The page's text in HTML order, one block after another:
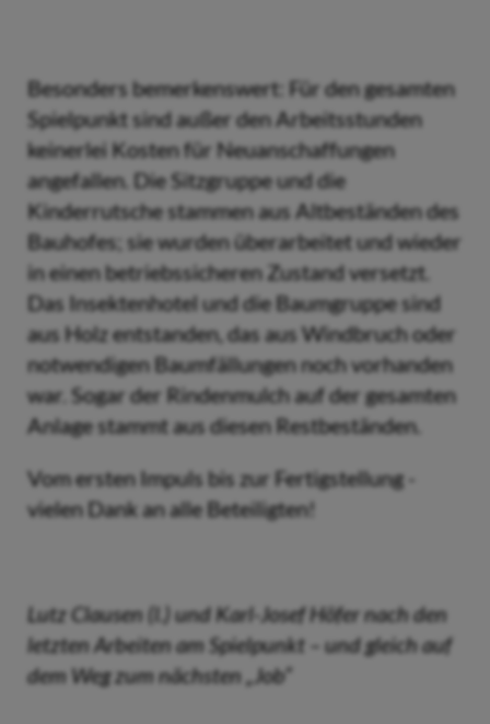
Besonders bemerkenswert: Für den gesamten
Spielpunkt sind außer den Arbeitsstunden
keinerlei Kosten für Neuanschaffungen
angefallen. Die Sitzgruppe und die
Kinderrutsche stammen aus Altbeständen des
Bauhofes; sie wurden überarbeitet und wieder
in einen betriebssicheren Zustand versetzt.
Das Insektenhotel und die Baumgruppe sind
aus Holz entstanden, das aus Windbruch oder
notwendigen Baumfällungen noch vorhanden
war. Sogar der Rindenmulch auf der gesamten
Anlage stammt aus diesen Restbeständen.
Vom ersten Impuls bis zur Fertigstellung -
vielen Dank an alle Beteiligten!
Lutz Clausen (l.) und Karl-Josef Höfer nach den
letzten Arbeiten am Spielpunkt – und gleich auf
dem Weg zum nächsten „Job“